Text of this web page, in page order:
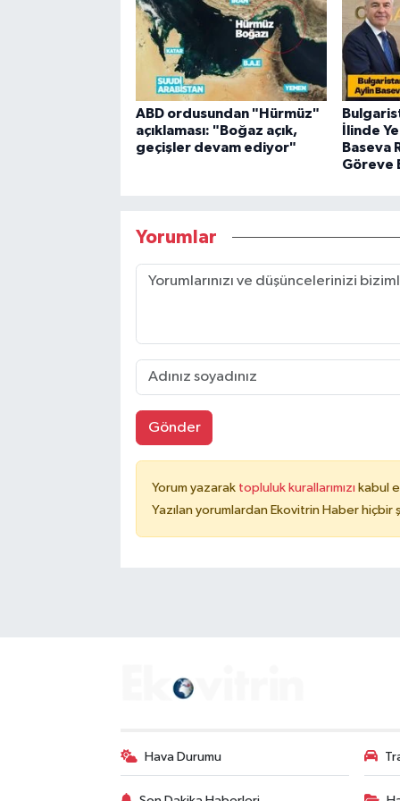
ABD ordusundan "Hürmüz"
açıklaması: "Boğaz açık,
geçişler devam ediyor"
İlinde
Baseva
Göreve
Yorumlar
Gönder
Yorum yazarak topluluk kurallarımızı kabul
Yazılan yorumlardan Ekovitrin Haber
Hava Durumu